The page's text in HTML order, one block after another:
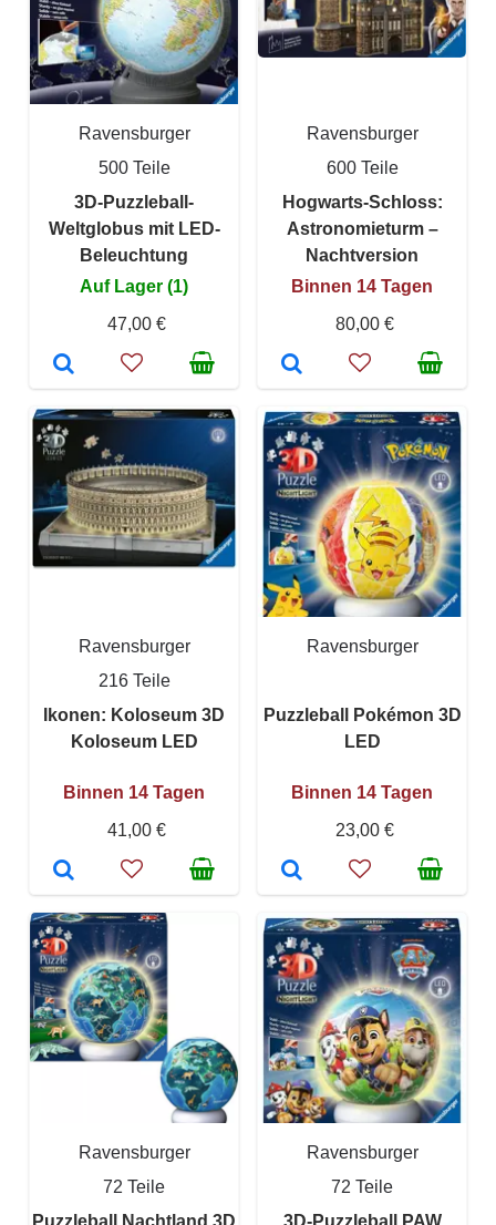
Ravensburger
500 Teile
3D-Puzzleball-
Weltglobus mit LED-
Beleuchtung
Auf Lager (1)
47,00 €
Ravensburger
600 Teile
Hogwarts-Schloss:
Astronomieturm –
Nachtversion
Binnen 14 Tagen
80,00 €
Ravensburger
216 Teile
Ikonen: Koloseum 3D
Koloseum LED
Binnen 14 Tagen
41,00 €
Ravensburger
Puzzleball Pokémon 3D
LED
Binnen 14 Tagen
23,00 €
Ravensburger
72 Teile
Puzzleball Nachtland 3D
Ravensburger
72 Teile
3D-Puzzleball PAW